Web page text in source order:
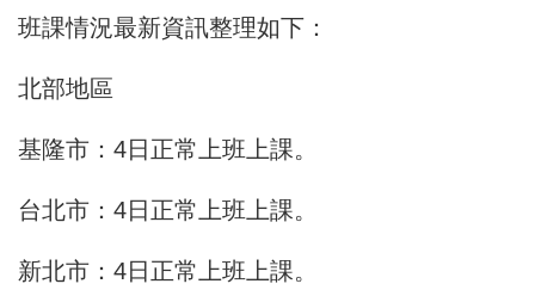
班課情況最新資訊整理如下：
北部地區
基隆市：4日正常上班上課。
台北市：4日正常上班上課。
新北市：4日正常上班上課。